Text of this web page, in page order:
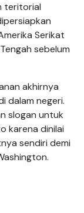
teritorial
Serikat
sebelum
akhirnya
dalam negeri.
slogan untuk
karena dinilai
sendiri demi